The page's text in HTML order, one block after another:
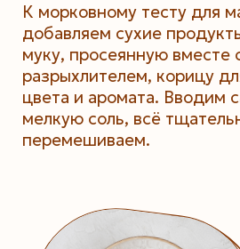
К морковному тесту для
добавляем сухие
муку, просеянную вместе
разрыхлителем, корицу
цвета и аромата. Вводим
мелкую соль, всё
перемешиваем.